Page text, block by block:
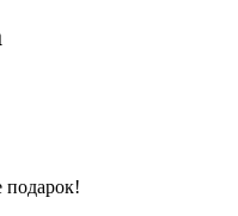
подарок!